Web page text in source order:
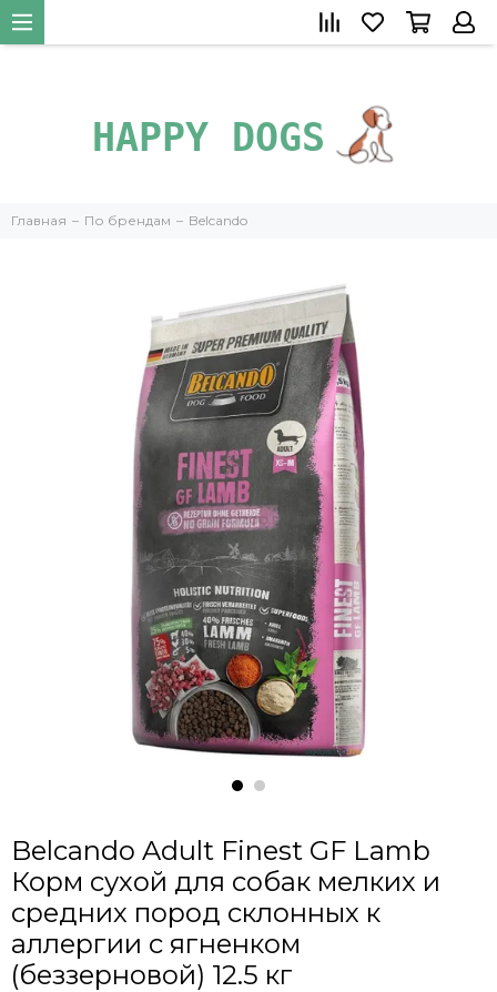
+79266385219
Главная По брендам Belcando
Belcando Adult Finest GF Lamb
Корм сухой для собак мелких и
средних пород склонных к
аллергии с ягненком
(беззерновой) 12.5 кг